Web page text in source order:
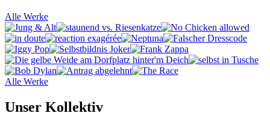
Alle Werke
Alle Werke
Unser Kollektiv